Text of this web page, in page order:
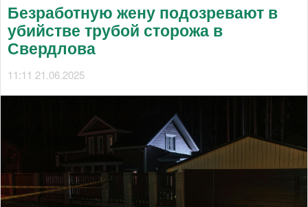
Безработную жену подозревают в
убийстве трубой сторожа в
Свердлова
11:11 21.06.2025